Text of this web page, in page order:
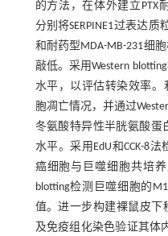
的方法，在体外建立PTX
分别将SERPINE1过表达质
和耐药型MDA-MB-231细
敲低。采用Western
水平，以评估转染效率。
胞凋亡情况，并通过
冬氨酸特异性半胱氨酸蛋
水平。采用EdU和CCK-8
癌细胞与巨噬细胞共培
blotting检测巨噬细胞的
值。进一步构建裸鼠皮下
及免疫组化染色验证其体